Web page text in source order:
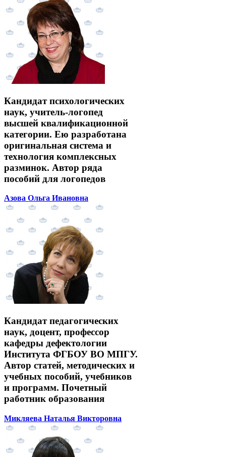
Кандидат психологических
наук, учитель-логопед
высшей квалификационной
категории. Ею разработана
оригинальная система и
технология комплексных
разминок. Автор ряда
пособий для логопедов
Азова Ольга Ивановна
Кандидат педагогических
наук, доцент, профессор
кафедры дефектологии
Института ФГБОУ ВО МПГУ.
Автор статей, методических и
учебных пособий, учебников
и программ. Почетный
работник образования
Микляева Наталья Викторовна